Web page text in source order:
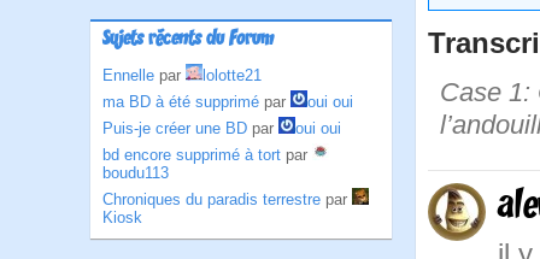
Sujets récents du Forum
Ennelle par
lolotte21
ma BD à été supprimé par
oui oui
Puis-je créer une BD par
oui oui
bd encore supprimé à tort par
boudu113
Chroniques du paradis terrestre par
Kiosk
Case 1: